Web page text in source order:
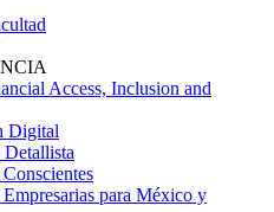
Access, Inclusion and
Digital
para México y